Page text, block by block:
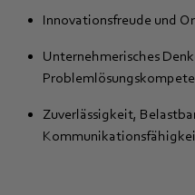
Innovationsfreude und
Unternehmerisches
Zuverlässigkeit,